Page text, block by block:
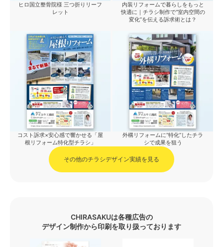
ヒロ国立整骨院様 三つ折りリーフ
レット
内装リフォームで暮らしをもっと
快適に｜チラシ制作で“室内空間の
変化”を伝える訴求術とは？
コスト訴求×安心感で響かせる「屋
根リフォーム特化型チラシ」
外構リフォームに“特化”したチラ
シで成果を狙う
その他のチラシデザイン実績を見る
CHIRASAKUは各種広告の
デザイン制作から印刷を取り扱っております